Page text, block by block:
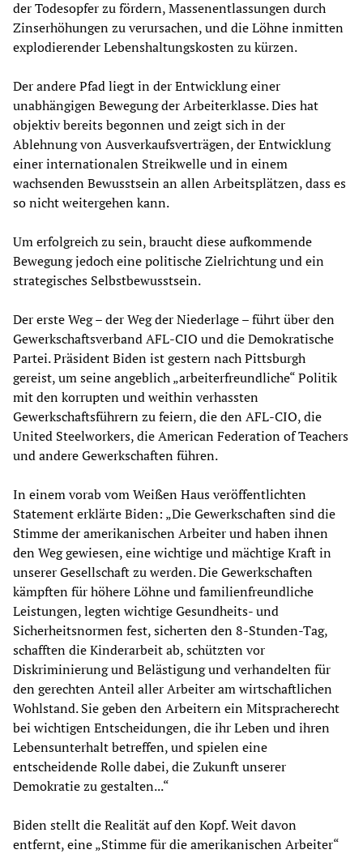
der Todesopfer zu fördern, Massenentlassungen durch
Zinserhöhungen zu verursachen, und die Löhne inmitten
explodierender Lebenshaltungskosten zu kürzen.
Der andere Pfad liegt in der Entwicklung einer
unabhängigen Bewegung der Arbeiterklasse. Dies hat
objektiv bereits begonnen und zeigt sich in der
Ablehnung von Ausverkaufsverträgen, der Entwicklung
einer internationalen Streikwelle und in einem
wachsenden Bewusstsein an allen Arbeitsplätzen, dass es
so nicht weitergehen kann.
Um erfolgreich zu sein, braucht diese aufkommende
Bewegung jedoch eine politische Zielrichtung und ein
strategisches Selbstbewusstsein.
Der erste Weg – der Weg der Niederlage – führt über den
Gewerkschaftsverband AFL-CIO und die Demokratische
Partei. Präsident Biden ist gestern nach Pittsburgh
gereist, um seine angeblich „arbeiterfreundliche“ Politik
mit den korrupten und weithin verhassten
Gewerkschaftsführern zu feiern, die den AFL-CIO, die
United Steelworkers, die American Federation of Teachers
und andere Gewerkschaften führen.
In einem vorab vom Weißen Haus veröffentlichten
Statement erklärte Biden: „Die Gewerkschaften sind die
Stimme der amerikanischen Arbeiter und haben ihnen
den Weg gewiesen, eine wichtige und mächtige Kraft in
unserer Gesellschaft zu werden. Die Gewerkschaften
kämpften für höhere Löhne und familienfreundliche
Leistungen, legten wichtige Gesundheits- und
Sicherheitsnormen fest, sicherten den 8-Stunden-Tag,
schafften die Kinderarbeit ab, schützten vor
Diskriminierung und Belästigung und verhandelten für
den gerechten Anteil aller Arbeiter am wirtschaftlichen
Wohlstand. Sie geben den Arbeitern ein Mitspracherecht
bei wichtigen Entscheidungen, die ihr Leben und ihren
Lebensunterhalt betreffen, und spielen eine
entscheidende Rolle dabei, die Zukunft unserer
Demokratie zu gestalten...“
Biden stellt die Realität auf den Kopf. Weit davon
entfernt, eine „Stimme für die amerikanischen Arbeiter“